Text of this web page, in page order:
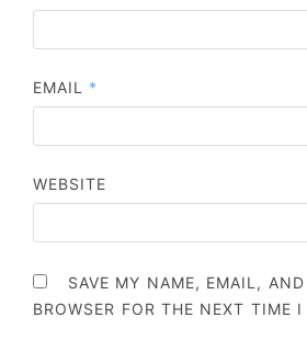
EMAIL *
WEBSITE
SAVE MY NAME, EMAIL,
BROWSER FOR THE NEXT TIME